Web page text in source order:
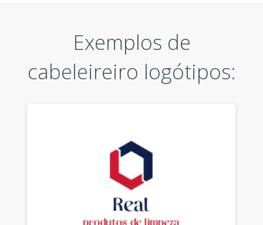
Exemplos de
cabeleireiro logótipos: